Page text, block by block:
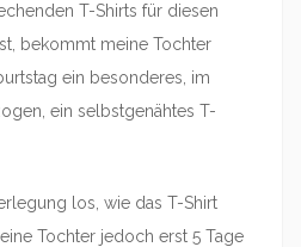
T-Shirts für diesen
bekommt meine Tochter
ein besonderes, im
ein selbstgenähtes T-
los, wie das T-Shirt
Tochter jedoch erst 5 Tage